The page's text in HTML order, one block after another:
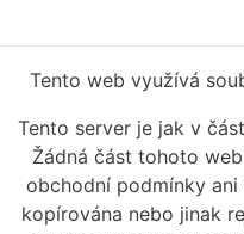
Tento web využívá
Tento server je jak v
Žádná část tohoto
obchodní podmínky
kopírována nebo jinak